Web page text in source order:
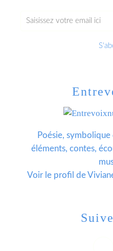
Poésie,
éléments, contes,
Voir le profil de